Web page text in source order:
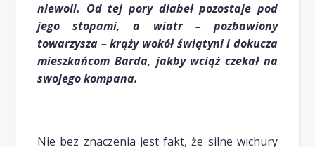
niewoli. Od tej pory diabeł pozostaje pod
jego stopami, a wiatr – pozbawiony
towarzysza – krąży wokół świątyni i dokucza
mieszkańcom Barda, jakby wciąż czekał na
swojego kompana.
Nie bez znaczenia jest fakt, że silne wichury